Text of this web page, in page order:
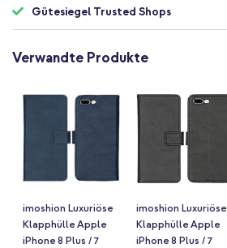
Gütesiegel Trusted Shops
Verwandte Produkte
imoshion Luxuriöse
Klapphülle Apple
iPhone 8 Plus / 7
imoshion Luxuriöse
Klapphülle Apple
iPhone 8 Plus / 7